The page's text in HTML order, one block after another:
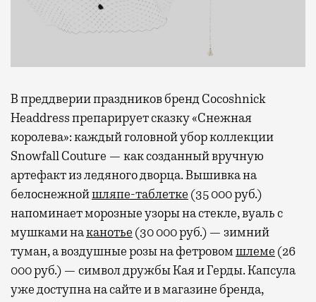
В преддверии праздников бренд Cocoshnick
Headdress препарирует сказку «Снежная
королева»: каждый головной убор коллекции
Snowfall Couture — как созданный вручную
артефакт из ледяного дворца. Вышивка на
белоснежнойшляпе-таблетке (35 000 руб.)
напоминает морозные узоры на стекле, вуаль с
мушками наканотье (30 000 руб.) — зимний
туман, а воздушные розы на фетровомшлеме (26
000 руб.) — символ дружбы Кая и Герды. Капсула
уже доступна на сайте и в магазине бренда,